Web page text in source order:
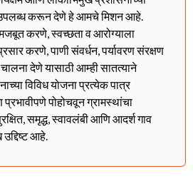
उपलब्ध करून देणे हे आमचे मिशन आहे.
करणे, स्वच्छता व आरोग्याला
करणे, पाणी संवर्धन, पर्यावरण संरक्षण
देणे यासाठी आम्ही सातत्याने
विविध योजना प्रत्येक पात्र
प्रभावीपणे पोहोचवून ग्रामस्थांचा
समृद्ध, स्वावलंबी आणि आदर्श गाव
आहे.